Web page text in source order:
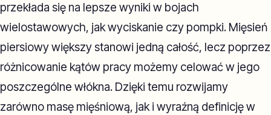
przekłada się na lepsze wyniki w bojach
wielostawowych, jak wyciskanie czy pompki. Mięsień
piersiowy większy stanowi jedną całość, lecz poprzez
różnicowanie kątów pracy możemy celować w jego
poszczególne włókna. Dzięki temu rozwijamy
zarówno masę mięśniową, jak i wyraźną definicję w